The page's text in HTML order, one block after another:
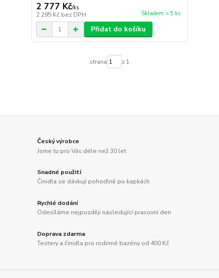
2 777 Kč/ks
2 295 Kč bez DPH Skladem > 5 ks
Přidat do košíku
strana z 1
Český výrobce
Jsme tu pro Vás déle než 30 let
Snadné použití
Činidla se dávkují pohodlně po kapkách
Rychlé dodání
Odesíláme nejpozději následující pracovní den
Doprava zdarma
Testery a činidla pro rodinné bazény od 400 Kč